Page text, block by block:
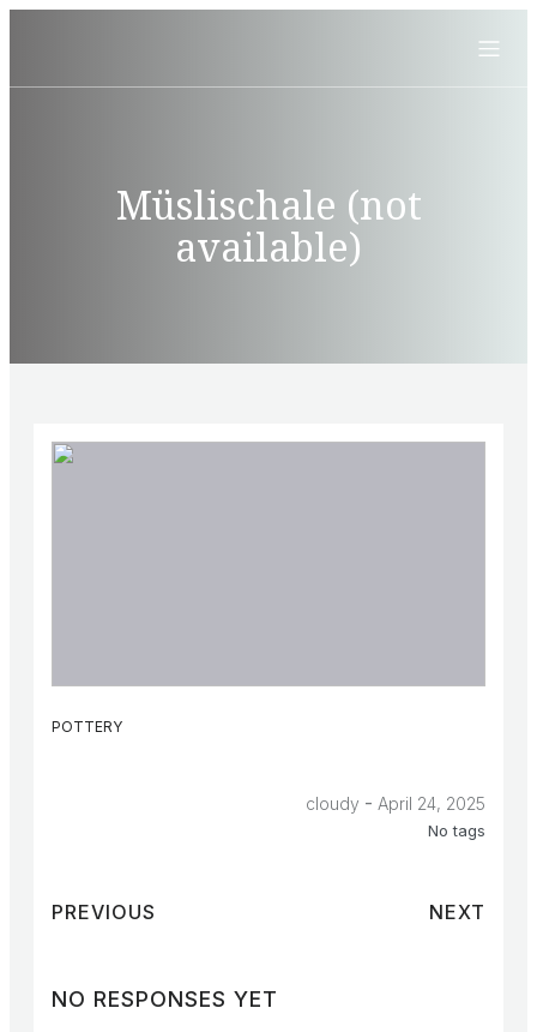
Müslischale (not
available)
POTTERY
cloudy - April 24, 2025
No tags
PREVIOUS NEXT
NO RESPONSES YET